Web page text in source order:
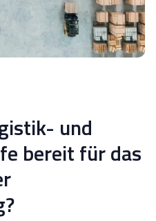
und
bereit für das